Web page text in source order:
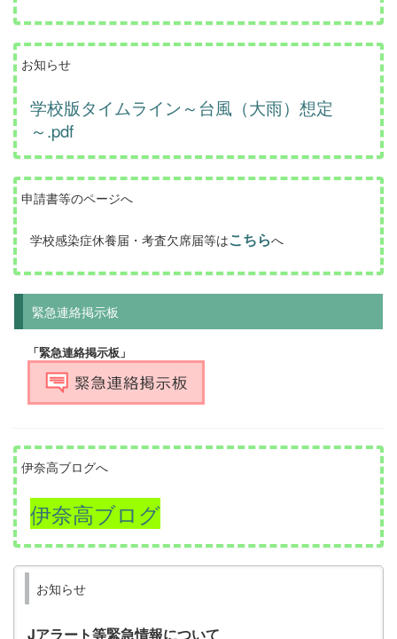
お知らせ
学校版タイムライン～台風（大雨）想定
～.pdf
申請書等のページへ
学校感染症休養届・考査欠席届等はこちらへ
緊急連絡掲示板
「緊急連絡掲示板」
伊奈高ブログへ
伊奈高ブログ
お知らせ
Jアラート等緊急情報について